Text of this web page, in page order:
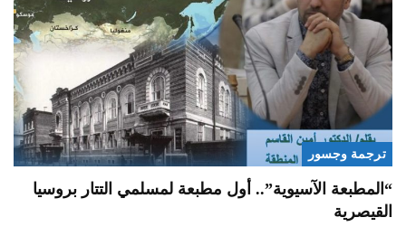
ترجمة وجسور
“المطبعة الآسيوية”.. أول مطبعة لمسلمي التتار بروسيا
القيصرية